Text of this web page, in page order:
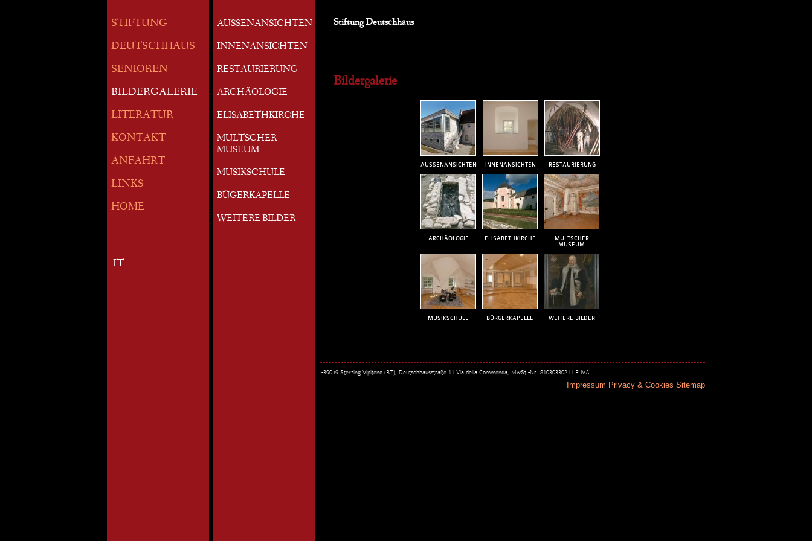
STIFTUNG
DEUTSCHHAUS
SENIOREN
BILDERGALERIE
LITERATUR
KONTAKT
ANFAHRT
LINKS
HOME
IT
AUSSENANSICHTEN
INNENANSICHTEN
RESTAURIERUNG
ARCHÄOLOGIE
ELISABETHKIRCHE
MULTSCHER
MUSEUM
MUSIKSCHULE
BÜGERKAPELLE
WEITERE BILDER
Stiftung Deutschhaus
Bildergalerie
AUSSENANSICHTEN INNENANSICHTEN RESTAURIERUNG
ARCHÄOLOGIE ELISABETHKIRCHE
MULTSCHER
MUSEUM
MUSIKSCHULE BÜRGERKAPELLE WEITERE BILDER
I-39049 Sterzing Vipiteno (BZ), Deutschhausstraße 11 Via della Commenda, MwSt.-Nr. 81030330211 P.IVA
Impressum Privacy & Cookies Sitemap